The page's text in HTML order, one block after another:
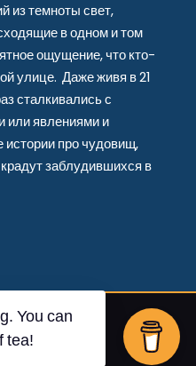
из темноты свет,
в одном и том
ощущение, что кто-
улице. Даже живя в 21
сталкивались с
явлениями и
истории про чудовищ,
заблудившихся в
You can
tea!